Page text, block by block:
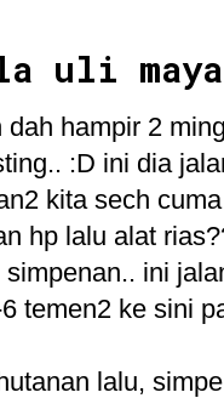
uli
hampir 2
:D ini dia
kita sech
hp lalu alat
ini
temen2 ke sini
lalu,